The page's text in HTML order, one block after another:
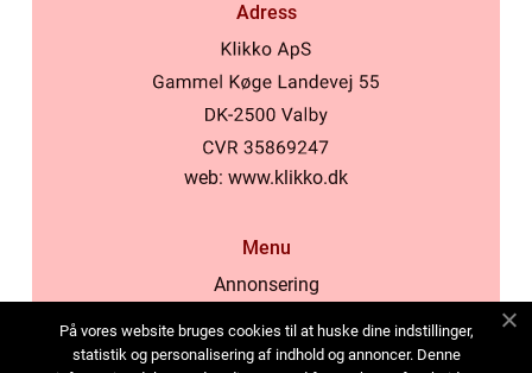
Adress
web: www.klikko.dk
Menu
Annonsering
Cookies
På vores website bruges cookies til at huske dine indstillinger,
statistik og personalisering af indhold og annoncer. Denne